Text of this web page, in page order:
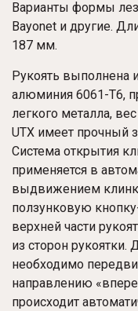
Варианты формы
Bayonet и другие.
187 мм.
Рукоять выполнена
алюминия 6061-T6,
легкого металла,
UTX имеет прочный
Система открытия
применяется в
выдвижением
ползунковую
верхней части
из сторон рукоятки.
необходимо
направлению
происходит